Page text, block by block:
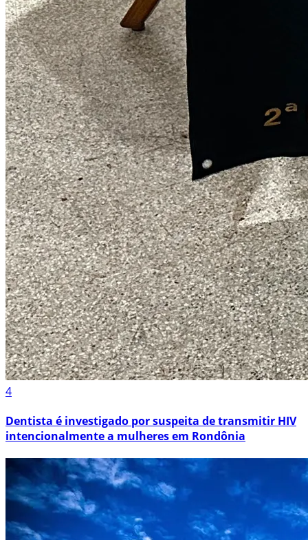
4
Dentista é investigado por suspeita de transmitir HIV
intencionalmente a mulheres em Rondônia